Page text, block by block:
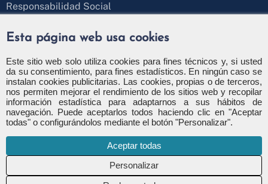
Responsabilidad Social
¿Hablamos?
Formulario de contacto
+34 971 43 97 71
info@apsl.net
Política de cookies
Canal de denuncia
Esta página web usa cookies
Este sitio web solo utiliza cookies para fines técnicos y, si usted
da su consentimiento, para fines estadísticos. En ningún caso se
instalan cookies publicitarias. Las cookies, propias o de terceros,
nos permiten mejorar el rendimiento de los sitios web y recopilar
información estadística para adaptarnos a sus hábitos de
navegación. Puede aceptarlos todos haciendo clic en "Aceptar
todas" o configurándolos mediante el botón "Personalizar".
Aceptar todas